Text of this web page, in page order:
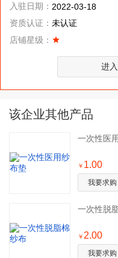
入驻日期： 2022-03-18
资质认证： 未认证
店铺星级：
进
该企业其他产品
一次性医
￥ 1.00
我要求购
一次性脱
￥ 2.00
我要求购